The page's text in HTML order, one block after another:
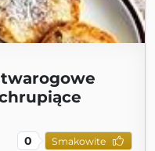
0 Smakowite